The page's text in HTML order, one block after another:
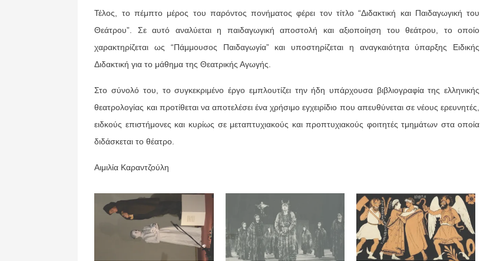
Τέλος, το πέμπτο μέρος του παρόντος πονήματος φέρει τον τίτλο “Διδακτική και Παιδαγωγική του
Θεάτρου”. Σε αυτό αναλύεται η παιδαγωγική αποστολή και αξιοποίηση του θεάτρου, το οποίο
χαρακτηρίζεται ως “Πάμμουσος Παιδαγωγία” και υποστηρίζεται η αναγκαιότητα ύπαρξης Ειδικής
Διδακτική για το μάθημα της Θεατρικής Αγωγής.
Στο σύνολό του, το συγκεκριμένο έργο εμπλουτίζει την ήδη υπάρχουσα βιβλιογραφία της ελληνικής
θεατρολογίας και προτίθεται να αποτελέσει ένα χρήσιμο εγχειρίδιο που απευθύνεται σε νέους ερευνητές,
ειδκούς επιστήμονες και κυρίως σε μεταπτυχιακούς και προπτυχιακούς φοιτητές τμημάτων στα οποία
διδάσκεται το θέατρο.
Αιμιλία Καραντζούλη